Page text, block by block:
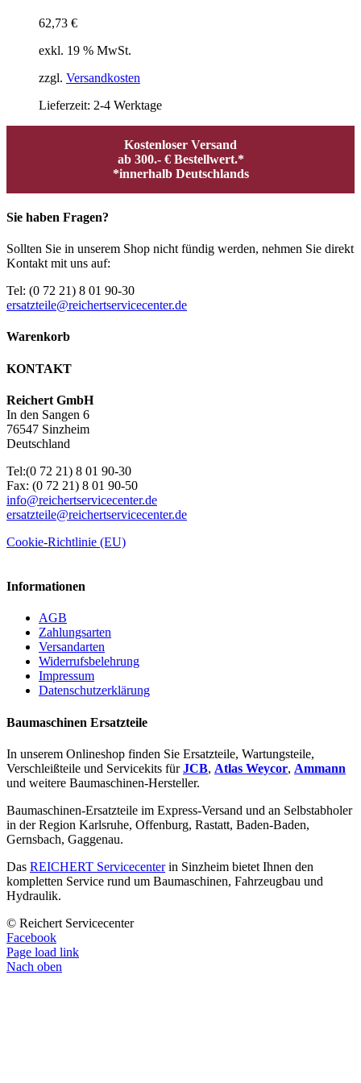
62,73 €
exkl. 19 % MwSt.
zzgl. Versandkosten
Lieferzeit: 2-4 Werktage
Kostenloser Versand
ab 300.- € Bestellwert.*
*innerhalb Deutschlands
Sie haben Fragen?
Sollten Sie in unserem Shop nicht fündig werden, nehmen Sie direkt
Kontakt mit uns auf:
Tel: (0 72 21) 8 01 90-30
ersatzteile@reichertservicecenter.de
Warenkorb
KONTAKT
Reichert GmbH
In den Sangen 6
76547 Sinzheim
Deutschland
Tel:(0 72 21) 8 01 90-30
Fax: (0 72 21) 8 01 90-50
info@reichertservicecenter.de
ersatzteile@reichertservicecenter.de
Cookie-Richtlinie (EU)
Informationen
AGB
Zahlungsarten
Versandarten
Widerrufsbelehrung
Impressum
Datenschutzerklärung
Baumaschinen Ersatzteile
In unserem Onlineshop finden Sie Ersatzteile, Wartungsteile,
Verschleißteile und Servicekits fürJCB, Atlas Weycor, Ammann
und weitere Baumaschinen-Hersteller.
Baumaschinen-Ersatzteile im Express-Versand und an Selbstabholer
in der Region Karlsruhe, Offenburg, Rastatt, Baden-Baden,
Gernsbach, Gaggenau.
Das REICHERT Servicecenterin Sinzheim bietet Ihnen den
kompletten Service rund um Baumaschinen, Fahrzeugbau und
Hydraulik.
© Reichert Servicecenter
Facebook
Page load link
Nach oben